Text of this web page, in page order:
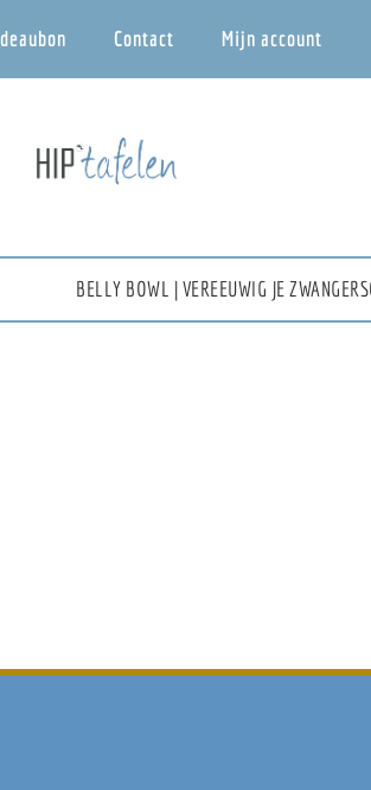
Contact Mijn account
BELLY BOWL | VEREEUWIG JE